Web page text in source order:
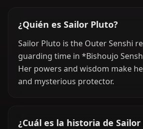
¿Quién es Sailor Pluto?
Sailor Pluto is the Outer Senshi
guarding time in *Bishoujo
Her powers and wisdom make
and mysterious protector.
¿Cuál es la historia de Sailor